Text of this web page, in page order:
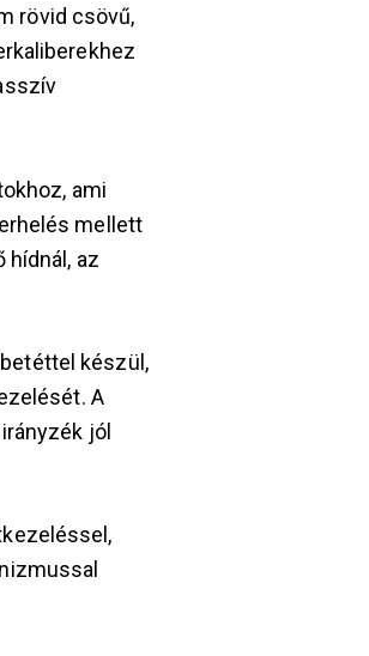
rövid csövű,
ami
mellett
hídnál, az
készül,
A
jól